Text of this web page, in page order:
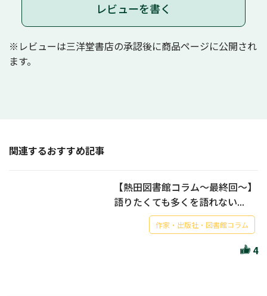
レビューを書く
※レビューは三洋堂書店の承認後に商品ページに公開され
ます。
関連するおすすめ記事
【熱田図書館コラム～最終回～】
語りたくても多くを語れない...
作家・出版社・図書館コラム
4